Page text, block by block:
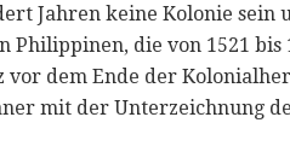
Jahren keine Kolonie sein
Philippinen, die von 1521
dem Ende der
mit der Unterzeichnung